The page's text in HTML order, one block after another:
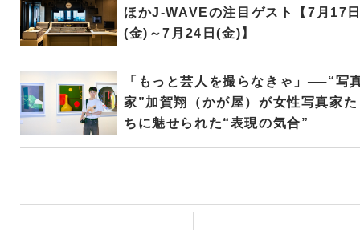
ほかJ-WAVEの注目ゲスト【7月17
(金)～7月24日(金)】
「もっと芸人を撮らなきゃ」──“写
家”加賀翔（かが屋）が女性写真家た
ちに魅せられた“表現の気合”